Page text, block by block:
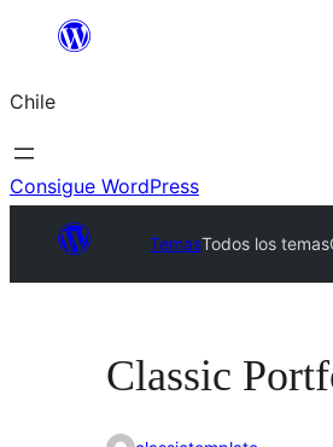
Saltar
contenido
Chile
Consigue WordPress
TemasTodos los temas
Classic